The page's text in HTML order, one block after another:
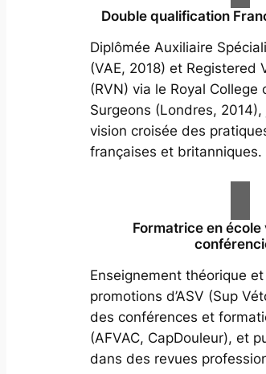
Double qualification
Diplômée Auxiliaire
(VAE, 2018) et Registered
(RVN) via le Royal College
Surgeons (Londres, 2014),
vision croisée des
françaises et britanniques.
Formatrice en
Enseignement théorique
promotions d’ASV (Sup
des conférences et
(AFVAC, CapDouleur), et
dans des revues